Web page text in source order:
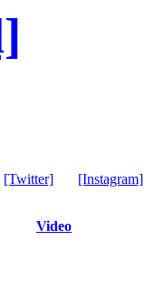
[Twitter] [Instagram]
Video